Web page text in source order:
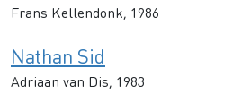
Frans Kellendonk, 1986
Nathan Sid
Adriaan van Dis, 1983